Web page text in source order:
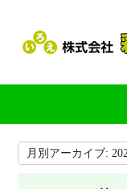
月別アーカイブ: